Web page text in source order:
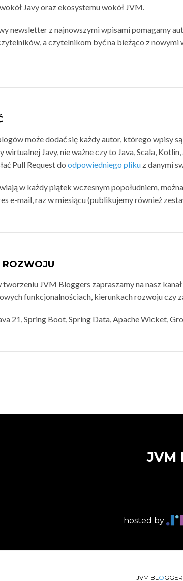
Javy oraz ekosystemu wokół JVM.
newsletter z najnowszymi wpisami pomagamy
a czytelnikom być na bieżąco z
może dodać się każdy autor, którego wpisy
wirtualnej Javy, nie ważne czy to Java, Scala,
Pull Request do odpowiedniego pliku z danymi
w każdy piątek wczesnym popołudniem,
e-mail, raz w miesiącu (publikujemy również
tworzeniu JVM Bloggers zapraszamy na nasz
funkcjonalnościach, kierunkach rozwoju czy
21, Spring Boot, Spring Data, Apache Wicket,
JVM
hosted by
JVM BLO